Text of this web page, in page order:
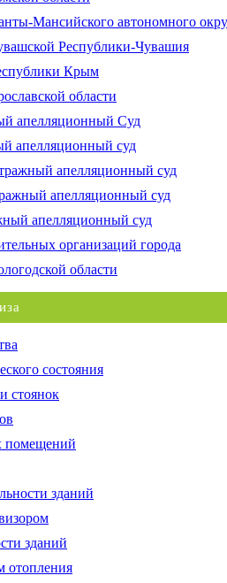
Мансийского автономного
Республики-Чувашия
Крым
области
апелляционный Суд
апелляционный суд
апелляционный суд
апелляционный суд
апелляционный суд
организаций города
области
состояния
стоянок
помещений
зданий
зданий
отопления